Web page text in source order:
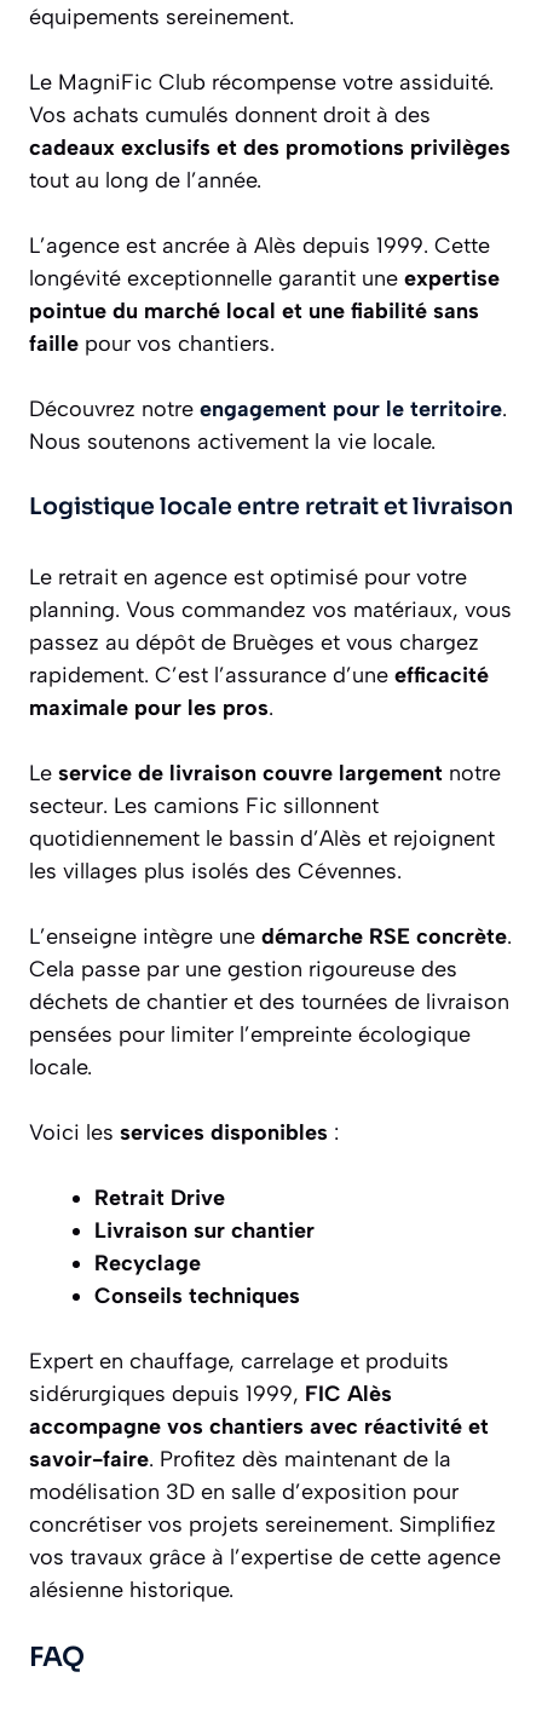
équipements sereinement.
Le MagniFic Club récompense votre assiduité.
Vos achats cumulés donnent droit à des
cadeaux exclusifs et des promotions privilèges
tout au long de l’année.
L’agence est ancrée à Alès depuis 1999. Cette
longévité exceptionnelle garantit une expertise
pointue du marché local et une fiabilité sans
faille pour vos chantiers.
Découvrez notre engagement pour le territoire.
Nous soutenons activement la vie locale.
Logistique locale entre retrait et livraison
Le retrait en agence est optimisé pour votre
planning. Vous commandez vos matériaux, vous
passez au dépôt de Bruèges et vous chargez
rapidement. C’est l’assurance d’une efficacité
maximale pour les pros.
Le service de livraison couvre largement notre
secteur. Les camions Fic sillonnent
quotidiennement le bassin d’Alès et rejoignent
les villages plus isolés des Cévennes.
L’enseigne intègre une démarche RSE concrète.
Cela passe par une gestion rigoureuse des
déchets de chantier et des tournées de livraison
pensées pour limiter l’empreinte écologique
locale.
Voici les services disponibles :
Retrait Drive
Livraison sur chantier
Recyclage
Conseils techniques
Expert en chauffage, carrelage et produits
sidérurgiques depuis 1999, FIC Alès
accompagne vos chantiers avec réactivité et
savoir-faire. Profitez dès maintenant de la
modélisation 3D en salle d’exposition pour
concrétiser vos projets sereinement. Simplifiez
vos travaux grâce à l’expertise de cette agence
alésienne historique.
FAQ